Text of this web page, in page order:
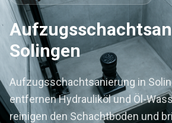
Solingen
Aufzugsschachtsanierung in
entfernen Hydrauliköl und Öl-
reinigen den Schachtboden und